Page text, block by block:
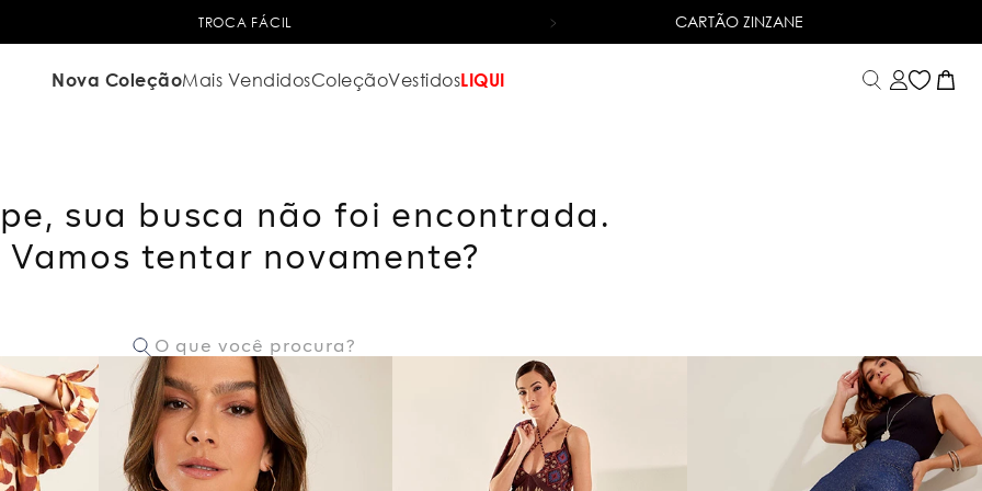
TROCA FÁCIL 6X SEM JUROSNO CARTÃO DE CRÉDITO
CARTÃO ZINZANE
Nova ColeçãoMais VendidosColeçãoVestidosLIQUI
sua busca não foi encontrada.
Vamos tentar novamente?